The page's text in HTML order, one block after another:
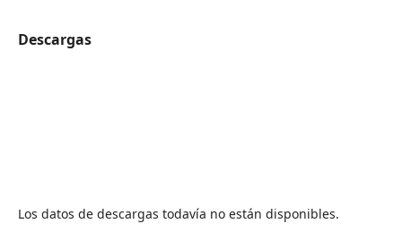
Descargas
Los datos de descargas todavía no están disponibles.